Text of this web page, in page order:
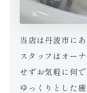
当店は丹波市に
スタッフはオー
せずお気軽に何
ゆっくりとした